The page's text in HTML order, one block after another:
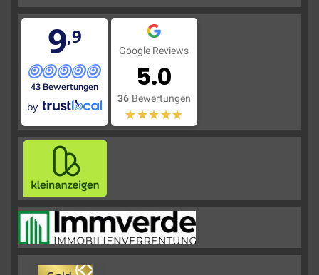
9,9
43 Bewertungen
by
Google Reviews
5.0
36 Bewertungen